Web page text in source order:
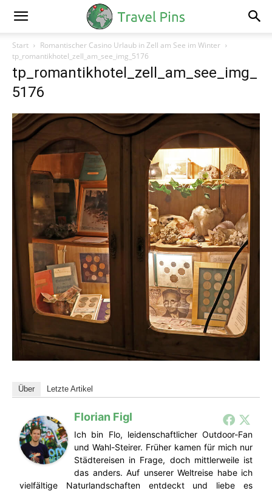
Start
Romantischer Casino Urlaub in Zell am See im Winter
tp_romantikhotel_zell_am_see_img_5176
tp_romantikhotel_zell_am_see_img_
5176
Über Letzte Artikel
Florian Figl
Ich bin Flo, leidenschaftlicher Outdoor-Fan
und Wahl-Steirer. Früher kamen für mich nur
Städtereisen in Frage, doch mittlerweile ist
das anders. Auf unserer Weltreise habe ich
vielfältige Naturlandschaften entdeckt und liebe es